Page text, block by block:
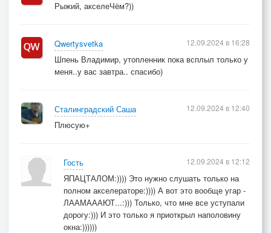
Рыжий, акселеЧём?))
Qwertysvetka
Шпень Владимир, утопленник пока всплыл только у
меня..у вас завтра.. спасибо)
12.09.2024 в 16:28
Сталинградский Саша
Плюсую+
12.09.2024 в 12:40
Гость
ЯПАЦТАЛОМ:)))) Это нужно слушать только на
полном акселераторе:)))) А вот это вообще угар -
ЛААМАААЮТ...:))) Только, что мне все уступали
дорогу:))) И это только я приоткрыл наполовину
окна:))))))
12.09.2024 в 12:12